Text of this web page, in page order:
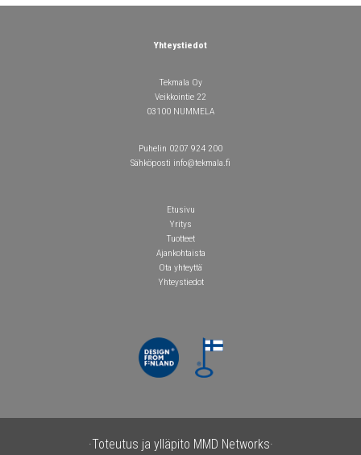
Yhteystiedot
Tekmala Oy
Veikkointie 22
03100 NUMMELA
Puhelin 0207 924 200
Sähköposti info@tekmala.fi
Etusivu
Yritys
Tuotteet
Ajankohtaista
Ota yhteyttä
Yhteystiedot
·Toteutus ja ylläpito MMD Networks·